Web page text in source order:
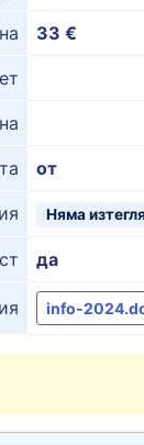
33 €
от
Няма
да
info-